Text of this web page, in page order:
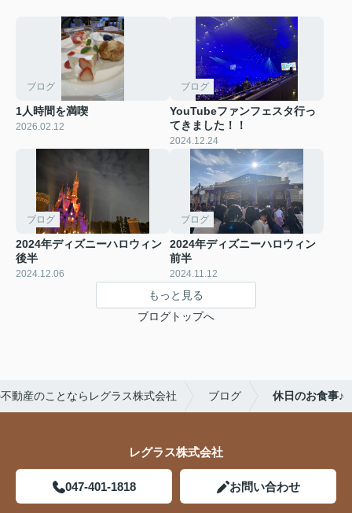
ブログ
1人時間を満喫
2026.02.12
ブログ
YouTubeファンフェスタ行っ
てきました！！
2024.12.24
ブログ
2024年ディズニーハロウィン
後半
2024.12.06
ブログ
2024年ディズニーハロウィン
前半
2024.11.12
もっと見る
ブログトップへ
動産のことならレグラス株式会社 ブログ 休日のお食事♪
レグラス株式会社
047-401-1818 お問い合わせ